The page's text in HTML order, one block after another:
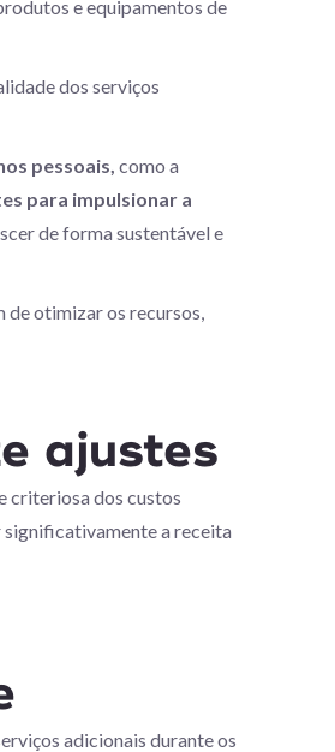
e equipamentos de
dos serviços
pessoais,como a
para impulsionar a
de forma sustentável e
de otimizar os recursos,
ajustes
criteriosa dos custos
significativamente a receita
adicionais durante os